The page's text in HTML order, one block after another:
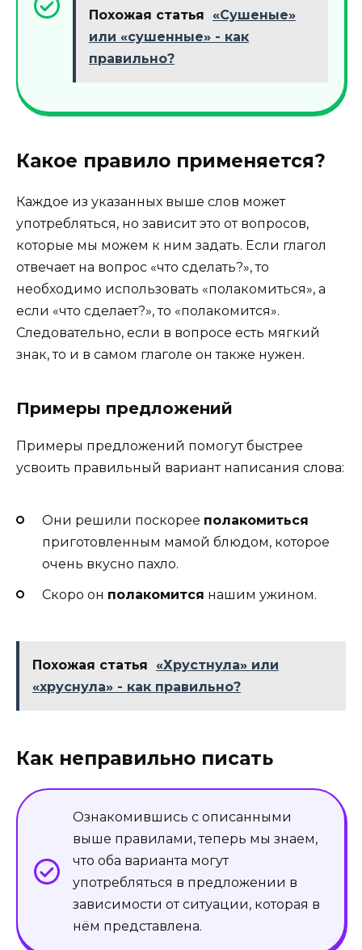
Похожая статья
«Сушеные»
или «сушенные» - как
правильно?
Какое правило применяется?
Каждое из указанных выше слов может
употребляться, но зависит это от вопросов,
которые мы можем к ним задать. Если глагол
отвечает на вопрос «что сделать?», то
необходимо использовать «полакомиться», а
если «что сделает?», то «полакомится».
Следовательно, если в вопросе есть мягкий
знак, то и в самом глаголе он также нужен.
Примеры предложений
Примеры предложений помогут быстрее
усвоить правильный вариант написания слова:
Они решили поскорее полакомиться
приготовленным мамой блюдом, которое
очень вкусно пахло.
Скоро он полакомится нашим ужином.
Похожая статья
«Хрустнула» или
«хруснула» - как правильно?
Как неправильно писать
Ознакомившись с описанными
выше правилами, теперь мы знаем,
что оба варианта могут
употребляться в предложении в
зависимости от ситуации, которая в
нём представлена.